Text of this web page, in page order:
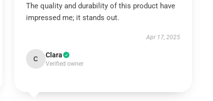
The quality and durability of this product have
impressed me; it stands out.
Apr 17, 2025
C Clara
Verified owner